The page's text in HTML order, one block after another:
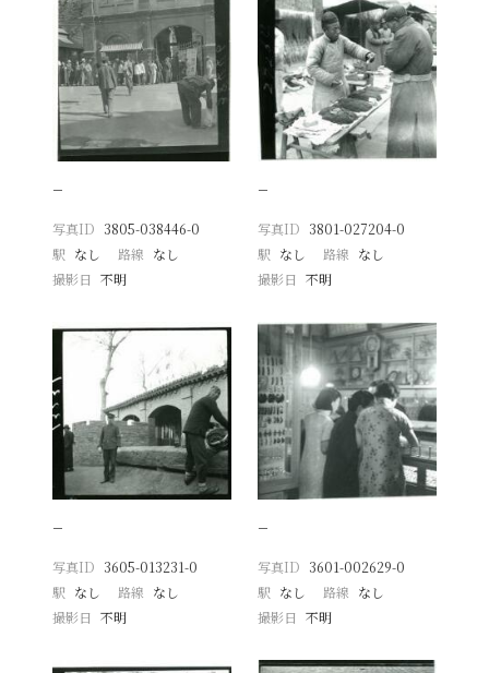
−
写真ID 3805-038446-0
駅 なし 路線 なし
撮影日
不明
−
写真ID 3801-027204-0
駅 なし 路線 なし
撮影日 不明
−
写真ID 3605-013231-0
駅 なし 路線 なし
撮影日
不明
−
写真ID 3601-002629-0
駅 なし 路線 なし
撮影日 不明